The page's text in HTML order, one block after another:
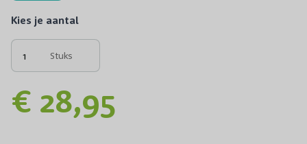
Kies je aantal
Stuks
€ 28,95